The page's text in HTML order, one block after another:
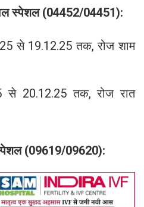
स्पेशल (04452/04451):
से 19.12.25 तक, रोज शाम
से 20.12.25 तक, रोज रात
(09619/09620):